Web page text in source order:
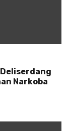
Narkoba